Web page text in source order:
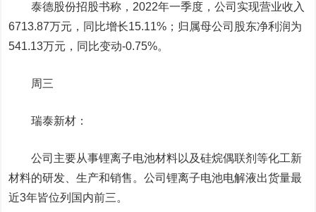
泰德股份招股书称，2022年一季度，公司实现营业收入
6713.87万元，同比增长15.11%；归属母公司股东净利润为
541.13万元，同比变动-0.75%。
周三
瑞泰新材：
公司主要从事锂离子电池材料以及硅烷偶联剂等化工新
材料的研发、生产和销售。公司锂离子电池电解液出货量最
近3年皆位列国内前三。